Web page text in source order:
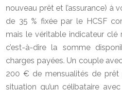
nouveau prêt et l’assurance) à
de 35 % fixée par le HCSF
mais le véritable indicateur clé
c’est-à-dire la somme
charges payées. Un couple
200 € de mensualités de prêt
situation qu’un célibataire